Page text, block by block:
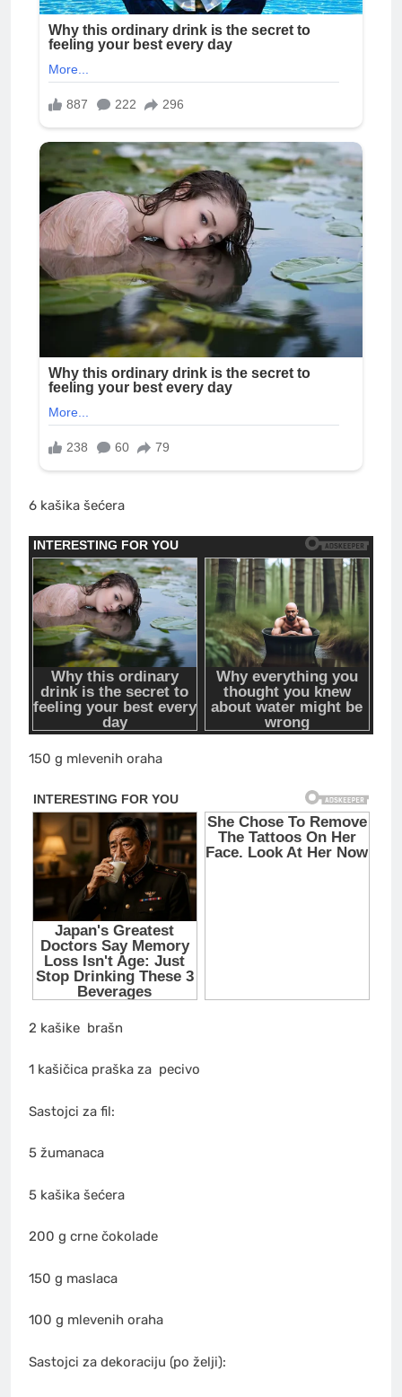
6 kašika šećera
150 g mlevenih oraha
2 kašike brašn
1 kašičica praška za pecivo
Sastojci za fil:
5 žumanaca
5 kašika šećera
200 g crne čokolade
150 g maslaca
100 g mlevenih oraha
Sastojci za dekoraciju (po želji):